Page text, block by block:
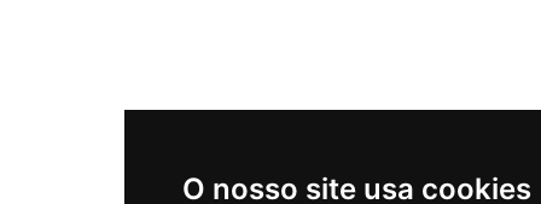
O nosso site usa cookies